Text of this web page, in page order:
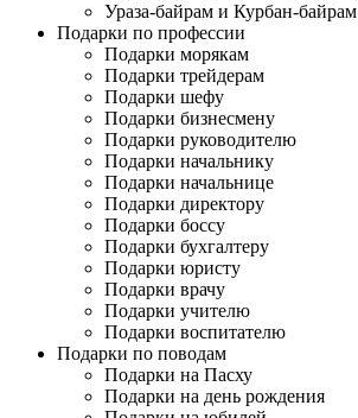
Ураза-байрам и Курбан-байрам
Подарки по профессии
Подарки морякам
Подарки трейдерам
Подарки шефу
Подарки бизнесмену
Подарки руководителю
Подарки начальнику
Подарки начальнице
Подарки директору
Подарки боссу
Подарки бухгалтеру
Подарки юристу
Подарки врачу
Подарки учителю
Подарки воспитателю
Подарки по поводам
Подарки на Пасху
Подарки на день рождения